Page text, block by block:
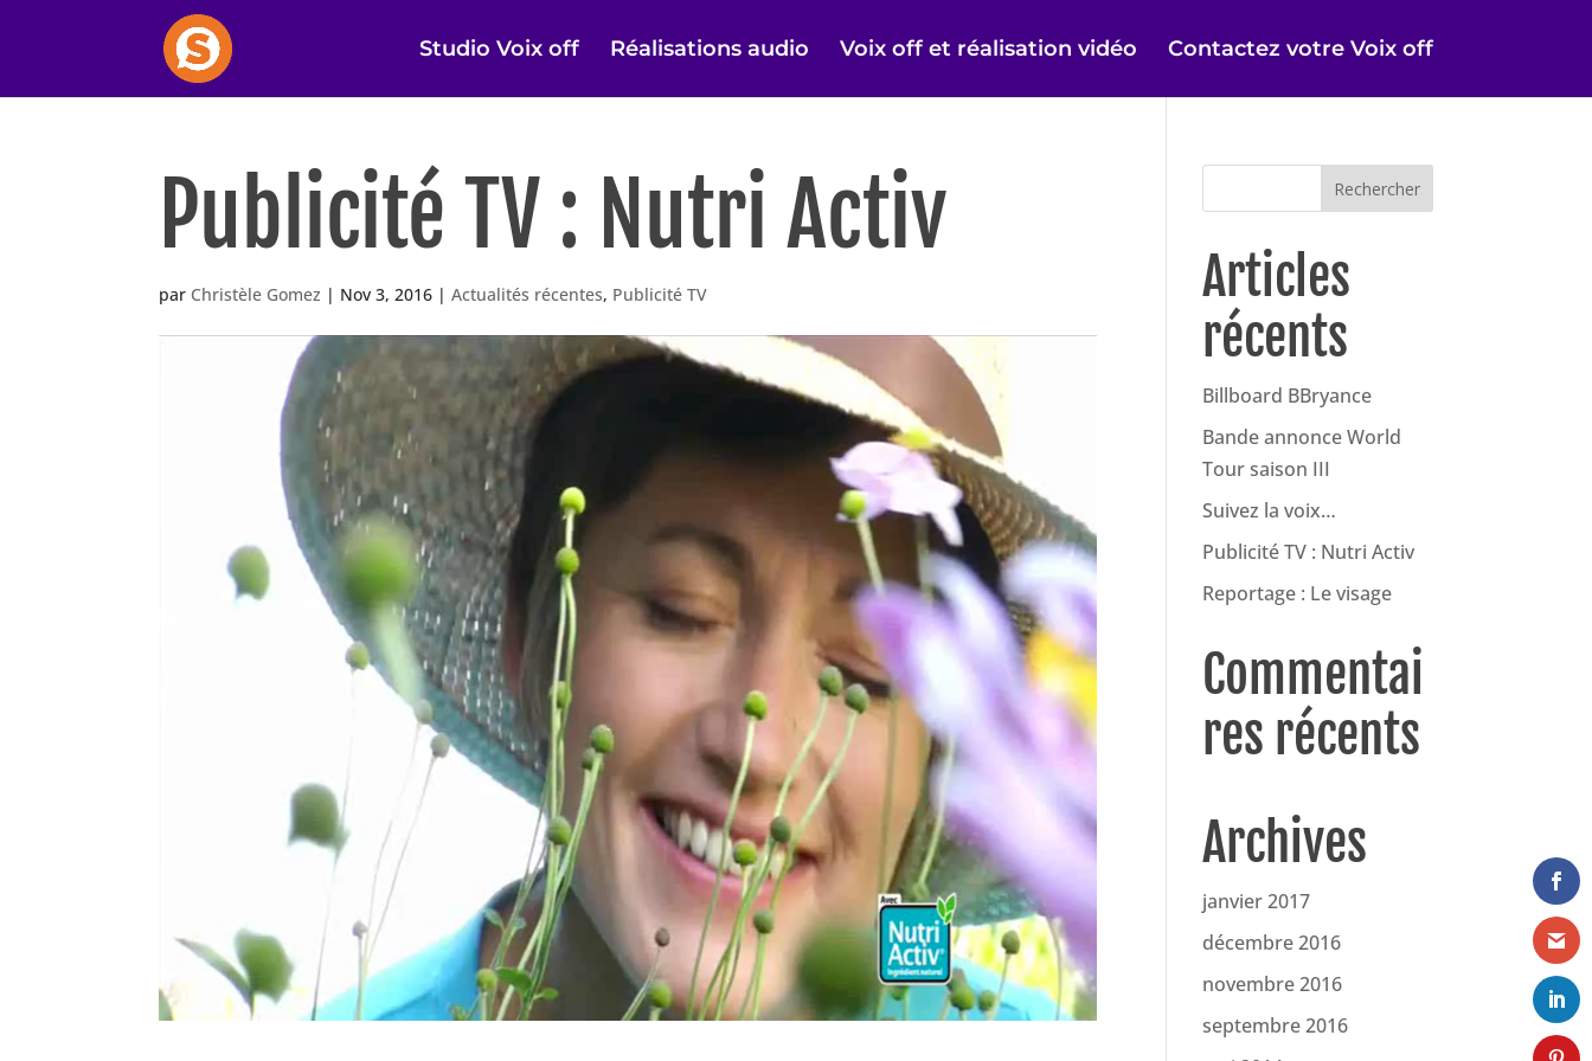
Studio Voix off Réalisations audio Voix off et réalisation vidéo Contactez votre Voix off
Publicité TV : Nutri Activ
par Christèle Gomez | Nov 3, 2016 |Actualités récentes, Publicité TV
Articles
récents
Billboard BBryance
Bande annonce World
Tour saison III
Suivez la voix…
Publicité TV : Nutri Activ
Reportage : Le visage
Commentai
res récents
Archives
janvier 2017
décembre 2016
novembre 2016
septembre 2016